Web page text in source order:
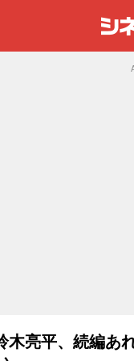
亮平、続編あ